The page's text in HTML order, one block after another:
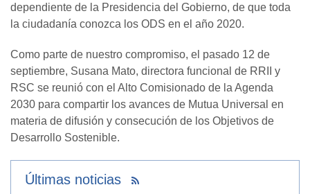
dependiente de la Presidencia del Gobierno, de que toda
la ciudadanía conozca los ODS en el año 2020.
Como parte de nuestro compromiso, el pasado 12 de
septiembre, Susana Mato, directora funcional de RRII y
RSC se reunió con el Alto Comisionado de la Agenda
2030 para compartir los avances de Mutua Universal en
materia de difusión y consecución de los Objetivos de
Desarrollo Sostenible.
Últimas noticias